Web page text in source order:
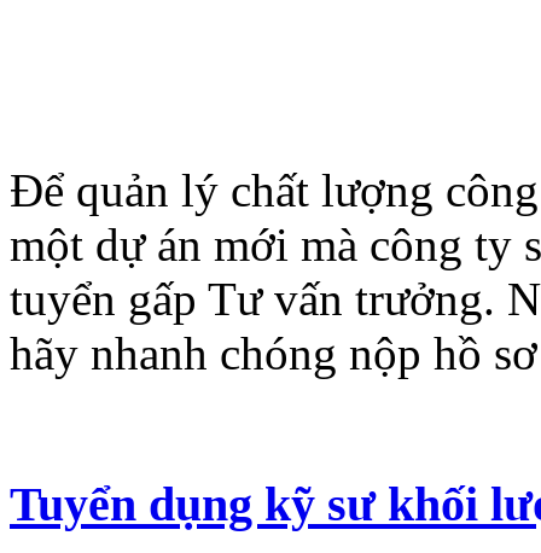
Để quản lý chất lượng
một dự án mới mà công ty
tuyển gấp Tư vấn trưởng.
hãy nhanh chóng nộp hồ
Tuyển dụng kỹ sư khối